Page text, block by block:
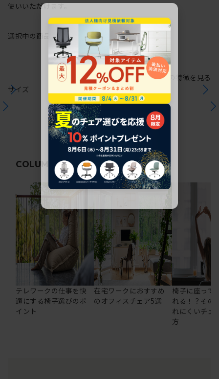
使いいただけます。
選択中の商品情報 保証 注意事項
サイズ
シリーズの特徴を見る
COLUMN関連コラム
テレワークの仕事を快
適にする椅子選びのポ
イント
在宅ワークにおすすめ
のオフィスチェア5選
椅子に座って
れる！？その
れにくいチェ
方